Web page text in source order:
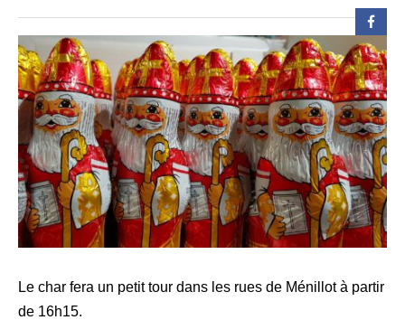
Le char fera un petit tour dans les rues de Ménillot à partir
de 16h15.